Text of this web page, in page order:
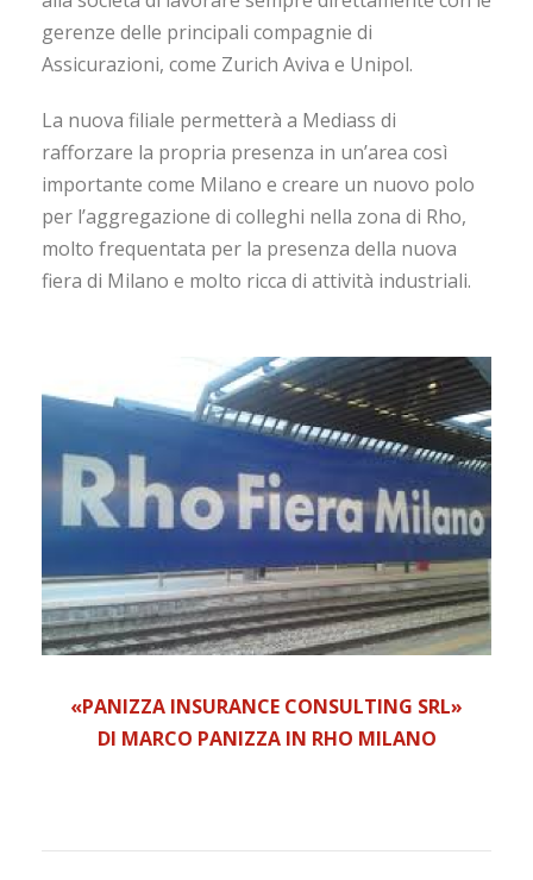
gerenze delle principali compagnie di
Assicurazioni, come Zurich Aviva e Unipol.
La nuova filiale permetterà a Mediass di
rafforzare la propria presenza in un’area così
importante come Milano e creare un nuovo polo
per l’aggregazione di colleghi nella zona di Rho,
molto frequentata per la presenza della nuova
fiera di Milano e molto ricca di attività industriali.
«PANIZZA INSURANCE CONSULTING SRL»
DI MARCO PANIZZA IN RHO MILANO